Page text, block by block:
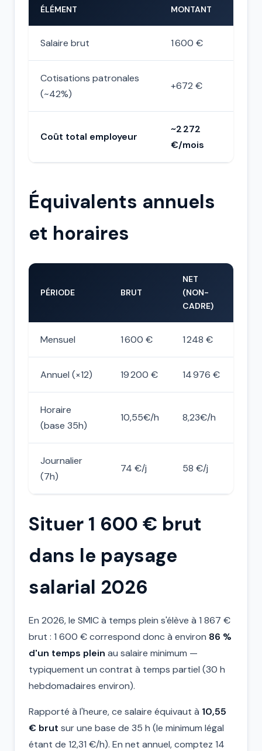
ÉLÉMENT MONTANT
Salaire brut 1 600 €
Cotisations patronales
(~42%)
+672 €
Coût total employeur
~2 272
€/mois
Équivalents annuels
et horaires
PÉRIODE BRUT
NET
(NON-
CADRE)
Mensuel 1 600 € 1 248 €
Annuel (×12) 19 200 € 14 976 €
Horaire
(base 35h)
10,55€/h 8,23€/h
Journalier
(7h)
74 €/j 58 €/j
Situer 1 600 € brut
dans le paysage
salarial 2026
En 2026, le SMIC à temps plein s'élève à 1 867 €
brut : 1 600 € correspond donc à environ 86 %
d'un temps plein au salaire minimum —
typiquement un contrat à temps partiel (30 h
hebdomadaires environ).
Rapporté à l'heure, ce salaire équivaut à 10,55
€ brut sur une base de 35 h (le minimum légal
étant de 12,31 €/h). En net annuel, comptez 14